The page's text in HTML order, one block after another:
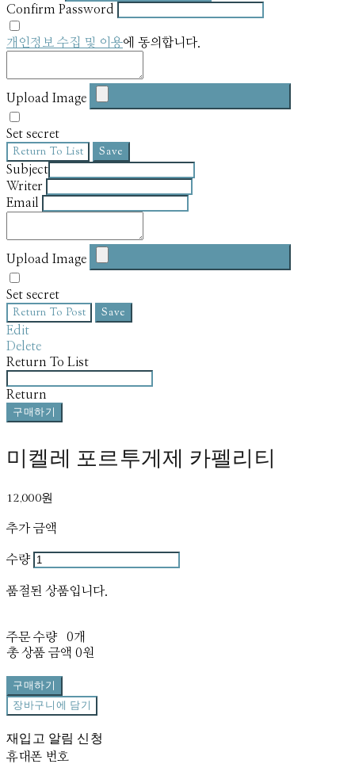
Confirm Password
개인정보 수집 및 이용에 동의합니다.
Upload Image
Set secret
Return To List Save
Subject
Writer
Email
Upload Image
Set secret
Return To Post Save
Edit
Delete
Return To List
Return
구매하기
미켈레 포르투게제 카펠리티
12,000원
추가 금액
수량
품절된 상품입니다.
주문 수량
0개
총 상품 금액 0원
구매하기
장바구니에 담기
재입고 알림 신청
휴대폰 번호